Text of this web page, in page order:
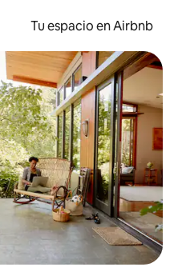
Tu espacio en Airbnb